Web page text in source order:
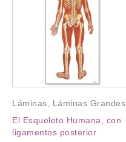
Láminas
Láminas Grandes
El Esqueleto Humana, con
ligamentos posterior